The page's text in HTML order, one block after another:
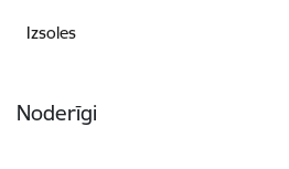
Izsoles
Noderīgi